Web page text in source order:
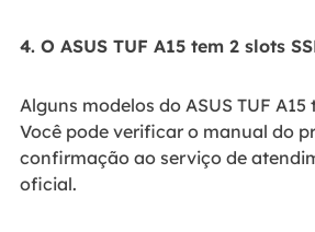
4. O ASUS TUF A15 tem 2 slots
Alguns modelos do ASUS TUF A15
Você pode verificar o manual do
confirmação ao serviço de
oficial.